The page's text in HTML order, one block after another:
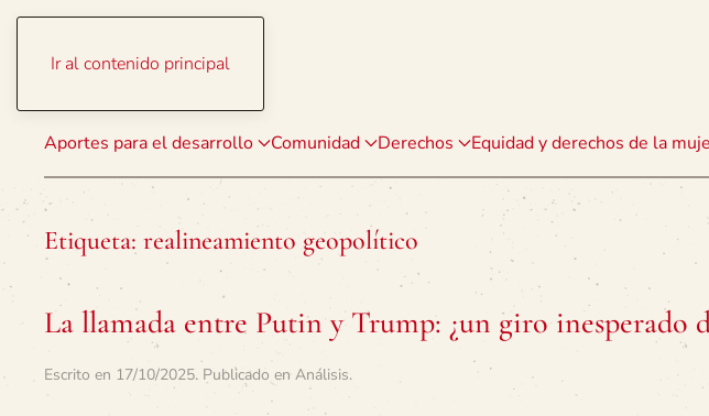
Ir al contenido principal
Aportes para el desarrollo Comunidad Derechos Equidad y derechos de la
Etiqueta: realineamiento geopolítico
La llamada entre Putin y Trump: ¿un giro inesperado
Escrito en 17/10/2025. Publicado en Análisis.